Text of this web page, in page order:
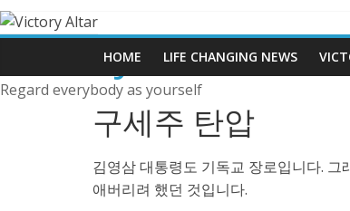
Skip
to
Victory Altar
Regard everybody as yourself
HOME LIFE CHANGING NEWS
구세주 탄압
김영삼 대통령도 기독교 장로입니다.
애버리려 했던 것입니다.